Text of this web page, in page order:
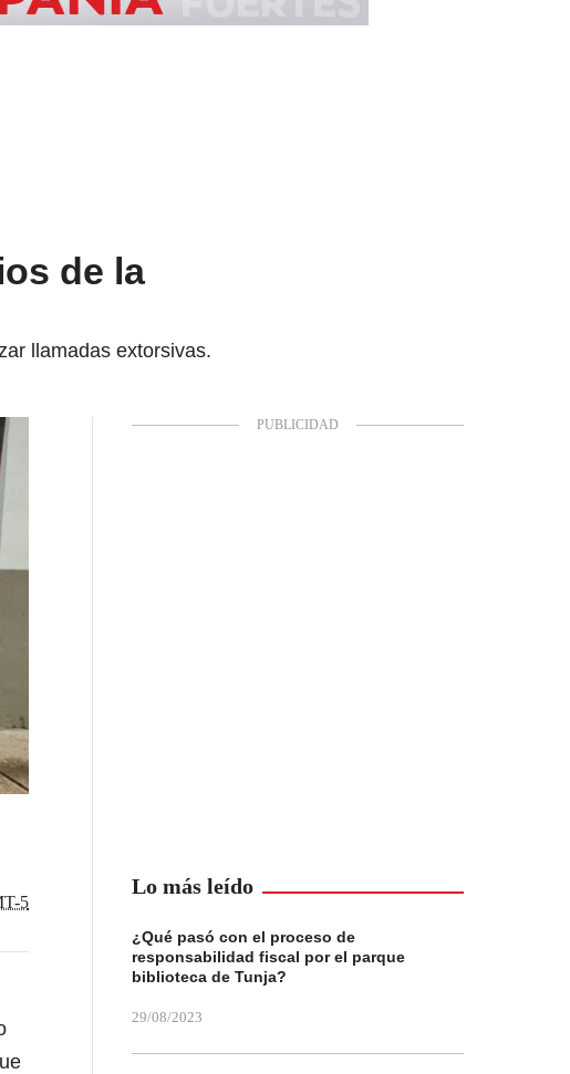
de la
llamadas extorsivas.
5
Lo más leído
¿Qué pasó con el proceso de
responsabilidad fiscal por el parque
biblioteca de Tunja?
29/08/2023